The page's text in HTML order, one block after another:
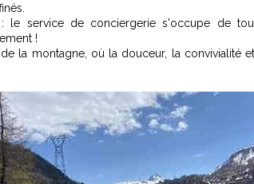
le service de conciergerie s'occupe de
!
la montagne, où la douceur, la convivialité